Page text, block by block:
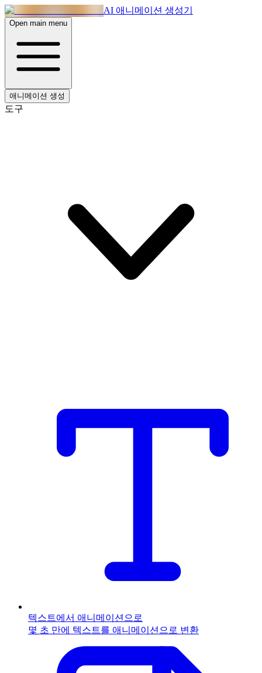
AI 애니메이션 생성기
Open main menu
애니메이션 생성
도구
텍스트에서 애니메이션으로
몇 초 만에 텍스트를 애니메이션으로 변환